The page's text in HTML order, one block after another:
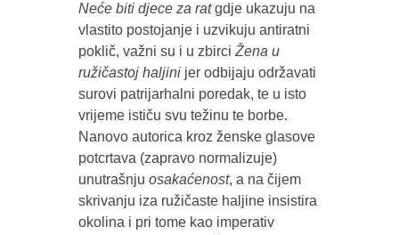
Neće biti djece za ratgdje ukazuju na
vlastito postojanje i uzvikuju antiratni
poklič, važni su i u zbirci Žena u
ružičastoj haljinijer odbijaju održavati
surovi patrijarhalni poredak, te u isto
vrijeme ističu svu težinu te borbe.
Nanovo autorica kroz ženske glasove
potcrtava (zapravo normalizuje)
unutrašnju osakaćenost, a na čijem
skrivanju iza ružičaste haljine insistira
okolina i pri tome kao imperativ